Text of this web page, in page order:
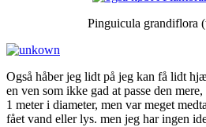
Pinguicula grandiflora
Også håber jeg lidt på jeg kan få lidt
en ven som ikke gad at passe den
1 meter i diameter, men var meget
fået vand eller lys. men jeg har ingen